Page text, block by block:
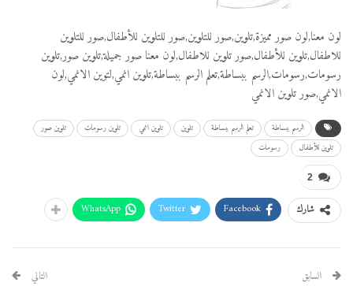
لون معنا,لون صور مميزة,تلوين,صور للتلوين,صور للتلوين للأطفال,صور للتلوين
للاطفال,تلوين للأطفال,صور تلوين للاطفال,لون معنا صور جميلة,تلوين صور,تلوين
رسومات,رسومات,الرسم ببساطة,تعلم الرسم ببساطة,تلوين انمي,لتوين الانمي,لون
الانمي,صور تلوين الانمي
الرسم ببساطة تعلم الرسم ببساطة تلوين تلوين انمي تلوين رسومات
تلوين صور
تلوين للأطفال
رسومات
2
شارك Facebook
Twitter
WhatsApp
السابق التالي